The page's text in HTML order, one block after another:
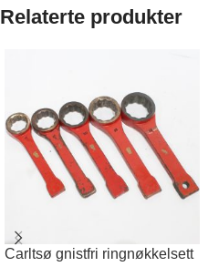
Relaterte produkter
Carltsø gnistfri ringnøkkelsett